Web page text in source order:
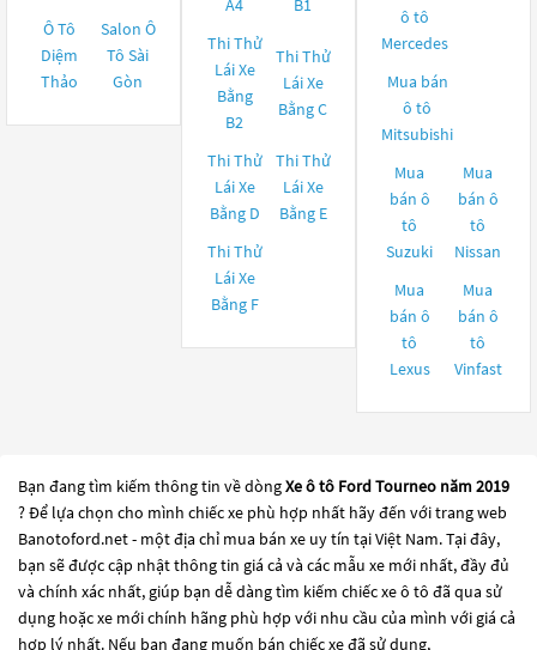
Ô Tô
Diệm
Thảo
Salon Ô
Tô Sài
Gòn
A4
B1
Thi Thử
Lái Xe
Bằng
B2
Thi Thử
Lái Xe
Bằng C
Thi Thử
Lái Xe
Bằng D
Thi Thử
Lái Xe
Bằng E
Thi Thử
Lái Xe
Bằng F
ô tô
Mercedes
Mua bán
ô tô
Mitsubishi
Mua
bán ô
tô
Suzuki
Mua
bán ô
tô
Nissan
Mua
bán ô
tô
Lexus
Mua
bán ô
tô
Vinfast
Bạn đang tìm kiếm thông tin về dòngXe ô tô Ford Tourneo năm 2019
? Để lựa chọn cho mình chiếc xe phù hợp nhất hãy đến với trang web
Banotoford.net - một địa chỉ mua bán xe uy tín tại Việt Nam. Tại đây,
bạn sẽ được cập nhật thông tin giá cả và các mẫu xe mới nhất, đầy đủ
và chính xác nhất, giúp bạn dễ dàng tìm kiếm chiếc xe ô tô đã qua sử
dụng hoặc xe mới chính hãng phù hợp với nhu cầu của mình với giá cả
hợp lý nhất. Nếu bạn đang muốn bán chiếc xe đã sử dụng,